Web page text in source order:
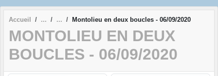
Accueil Montolieu en deux boucles - 06/09/2020
MONTOLIEU EN DEUX
BOUCLES - 06/09/2020